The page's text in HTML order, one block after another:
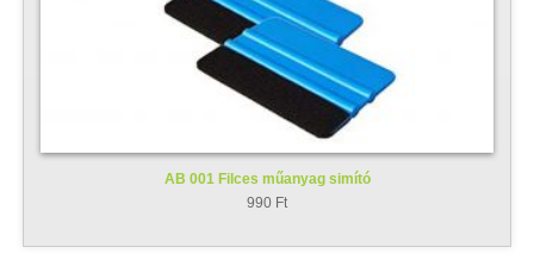
AB 001 Filces műanyag simító
990 Ft